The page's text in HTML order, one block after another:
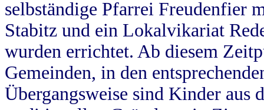
selbständige Pfarrei Freudenfier
Stabitz und ein Lokalvikariat
wurden errichtet. Ab diesem
Gemeinden, in den
Übergangsweise sind Kinder aus